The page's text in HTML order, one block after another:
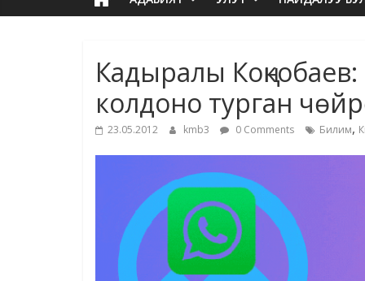
Кадыралы
колдоно турган
23.05.2012 kmb3 0 Comments Билим,